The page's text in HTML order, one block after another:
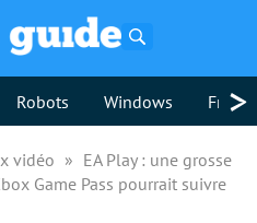
Robots Windows >
vidéo
EA Play : une grosse
Game Pass pourrait suivre